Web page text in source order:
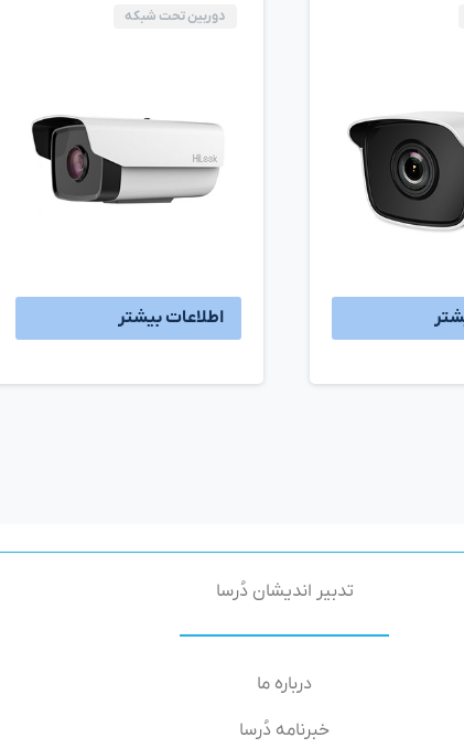
دوربین تحت شبکه
اطلاعات بیشتر
تدبیر اندیشان دُرسا
درباره ما
خبرنامه دُرسا